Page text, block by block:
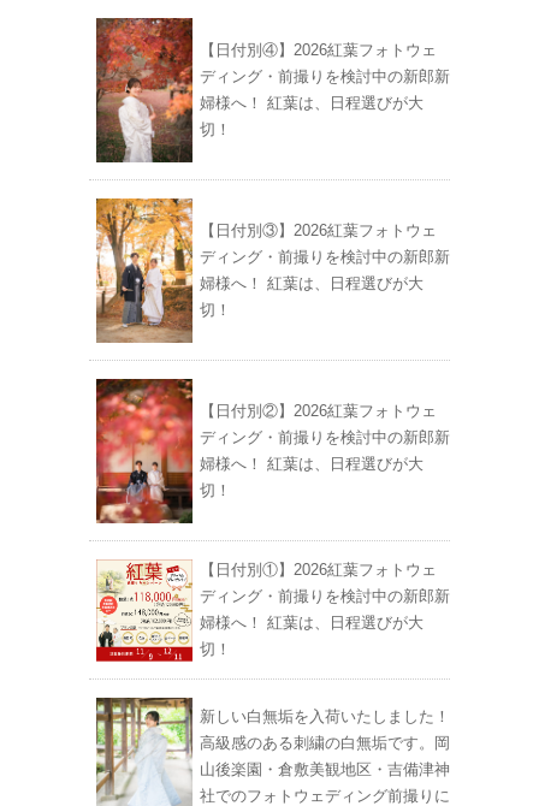
【日付別④】2026紅葉フォトウェ
ディング・前撮りを検討中の新郎新
婦様へ！ 紅葉は、日程選びが大
切！
【日付別③】2026紅葉フォトウェ
ディング・前撮りを検討中の新郎新
婦様へ！ 紅葉は、日程選びが大
切！
【日付別②】2026紅葉フォトウェ
ディング・前撮りを検討中の新郎新
婦様へ！ 紅葉は、日程選びが大
切！
【日付別①】2026紅葉フォトウェ
ディング・前撮りを検討中の新郎新
婦様へ！ 紅葉は、日程選びが大
切！
新しい白無垢を入荷いたしました！
高級感のある刺繍の白無垢です。岡
山後楽園・倉敷美観地区・吉備津神
社でのフォトウェディング前撮りに